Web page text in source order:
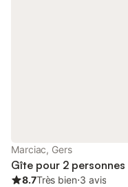
Marciac, Gers
Gîte pour 2 personnes
8.7Très bien⋅3 avis